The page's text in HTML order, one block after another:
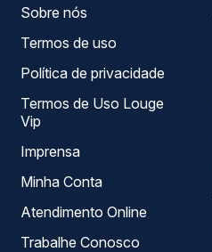
Sobre nós
Termos de uso
Política de privacidade
Termos de Uso Louge
Vip
Imprensa
Minha Conta
Atendimento Online
Trabalhe Conosco